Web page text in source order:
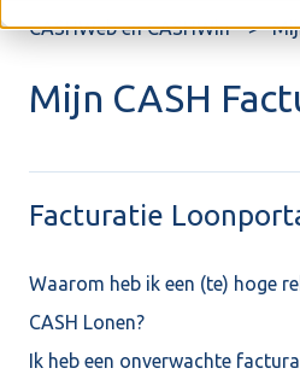
CASHWeb en CASHWin
Mijn CASH
Facturatie
Waarom heb ik een (te) hoge
CASH Lonen?
Ik heb een onverwachte